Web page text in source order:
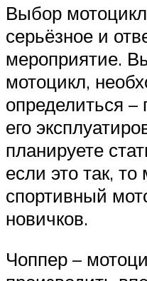
Выбор
серьёзное и
мероприятие.
мотоцикл,
определиться –
его
планируете
если это так,
спортивный
новичков.
Чоппер –